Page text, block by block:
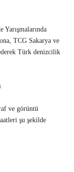
Yarışmalarında
TCG Sakarya ve
Türk denizcilik
ve görüntü
şu şekilde